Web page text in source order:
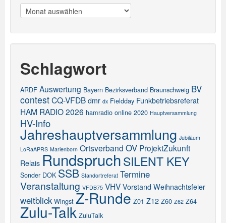
Meldungen
Schlagwort
ARDF Auswertung Bayern Bezirksverband Braunschweig BV
contestCQ-VFDB dmr dx Fieldday Funkbetriebsreferat
HAM RADIO 2026 hamradio online 2020 Hauptversammlung
HV-Info
Jahreshauptversammlung Jubiläum
LoRaAPRS Marienborn Ortsverband OV ProjektZukunft
Relais RundspruchSILENT KEY
Sonder DOK SSB Standortreferat Termine
Veranstaltung VFDB75 VHV Vorstand Weihnachtsfeier
weitblick Wingst Z-Runde Z01 Z12 Z60 Z62 Z64
Zulu-Talk ZuluTalk